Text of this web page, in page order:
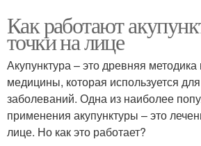
Как работают
точки на лице
Акупунктура – это древняя методика
медицины, которая используется
заболеваний. Одна из наиболее
применения акупунктуры – это
лице. Но как это работает?